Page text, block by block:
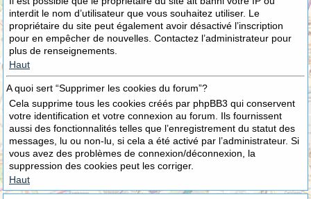
interdit le nom d’utilisateur que vous souhaitez utiliser. Le
propriétaire du site peut également avoir désactivé l’inscription
pour en empêcher de nouvelles. Contactez l’administrateur pour
plus de renseignements.
Haut
A quoi sert “Supprimer les cookies du forum”?
Cela supprime tous les cookies créés par phpBB3 qui conservent
votre identification et votre connexion au forum. Ils fournissent
aussi des fonctionnalités telles que l’enregistrement du statut des
messages, lu ou non-lu, si cela a été activé par l’administrateur. Si
vous avez des problèmes de connexion/déconnexion, la
suppression des cookies peut les corriger.
Haut